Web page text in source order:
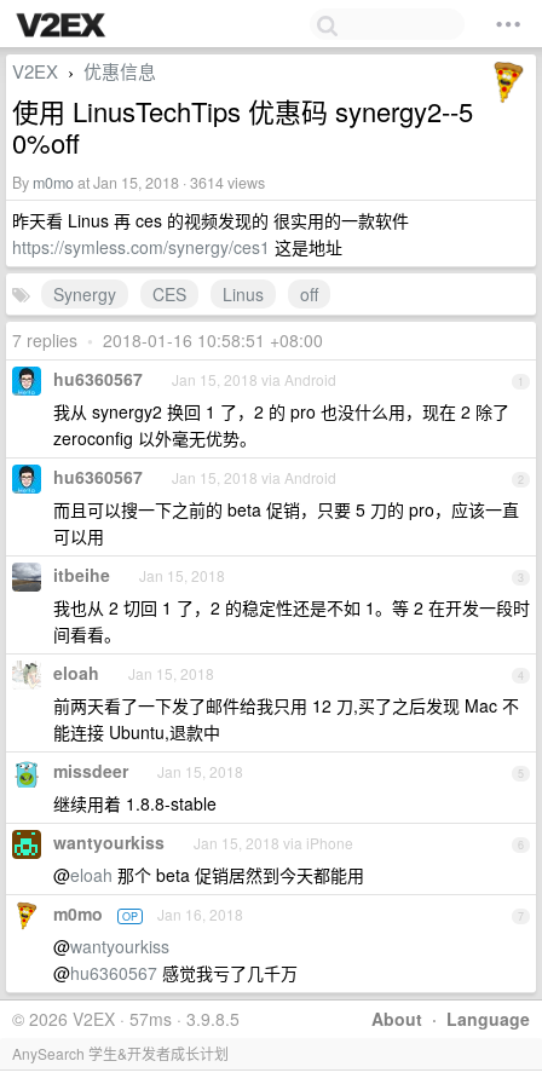
V2EX › 优惠信息
使用 LinusTechTips 优惠码 synergy2--5
0%off
By m0moat Jan 15, 2018 · 3614 views
昨天看 Linus 再 ces 的视频发现的 很实用的一款软件
https://symless.com/synergy/ces1 这是地址
Synergy
CES Linus
off
7 replies • 2018-01-16 10:58:51 +08:00
1
hu6360567 Jan 15, 2018 via Android
我从 synergy2 换回 1 了，2 的 pro 也没什么用，现在 2 除了
zeroconfig 以外毫无优势。
2
hu6360567 Jan 15, 2018 via Android
而且可以搜一下之前的 beta 促销，只要 5 刀的 pro，应该一直
可以用
3
itbeihe Jan 15, 2018
我也从 2 切回 1 了，2 的稳定性还是不如 1。等 2 在开发一段时
间看看。
4
eloah Jan 15, 2018
前两天看了一下发了邮件给我只用 12 刀,买了之后发现 Mac 不
能连接 Ubuntu,退款中
5
missdeer Jan 15, 2018
继续用着 1.8.8-stable
6
wantyourkiss Jan 15, 2018 via iPhone
@eloah 那个 beta 促销居然到今天都能用
7
m0mo OP Jan 16, 2018
@wantyourkiss
@hu6360567 感觉我亏了几千万
About · Language
© 2026 V2EX · 57ms · 3.9.8.5
AnySearch 学生&开发者成长计划